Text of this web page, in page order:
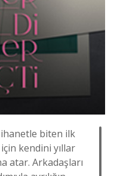
ihanetle biten ilk
kendini yıllar
atar. Arkadaşları